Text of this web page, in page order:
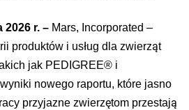
2026 r. – Mars, Incorporated –
produktów i usług dla zwierząt
jak PEDIGREE® i
nowego raportu, które jasno
przyjazne zwierzętom przestają